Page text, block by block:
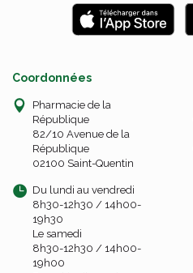
Coordonnées
Pharmacie de la
République
82/10 Avenue de la
République
02100 Saint-Quentin
Du lundi au vendredi
8h30-12h30 / 14h00-
19h30
Le samedi
8h30-12h30 / 14h00-
19h00